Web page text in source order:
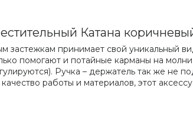
Катана
застежкам принимает свой уникальный
помогают и потайные карманы на
Ручка – держатель так же не
работы и материалов, этот